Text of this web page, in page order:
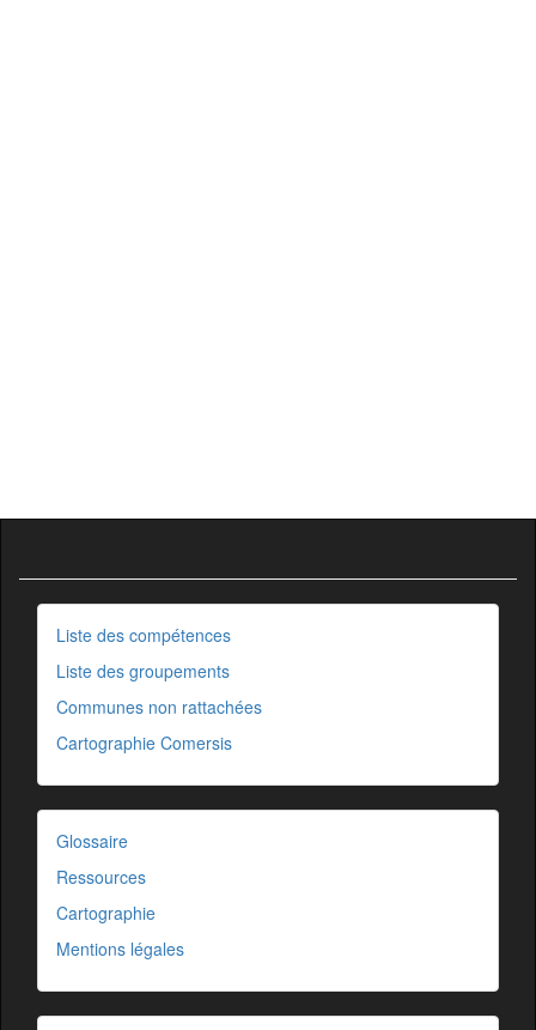
Liste des compétences
Liste des groupements
Communes non rattachées
Cartographie Comersis
Glossaire
Ressources
Cartographie
Mentions légales